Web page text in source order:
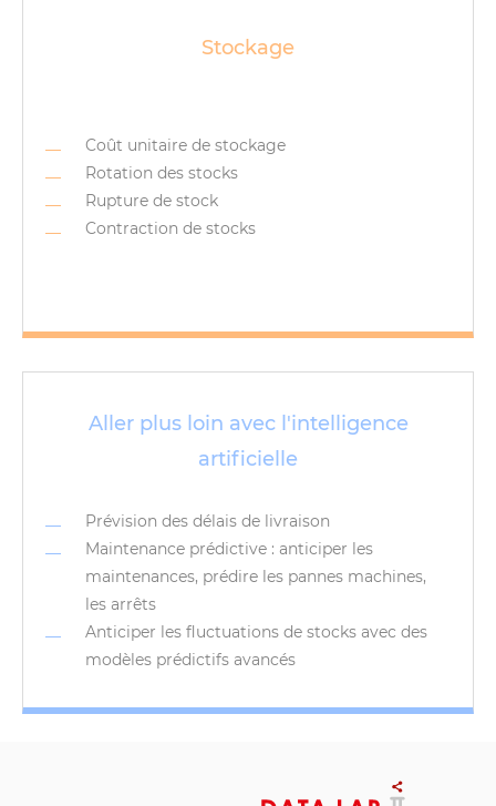
Stockage
Coût unitaire de stockage
Rotation des stocks
Rupture de stock
Contraction de stocks
Aller plus loin avec l'intelligence
artificielle
Prévision des délais de livraison
Maintenance prédictive : anticiper les
maintenances, prédire les pannes machines,
les arrêts
Anticiper les fluctuations de stocks avec des
modèles prédictifs avancés